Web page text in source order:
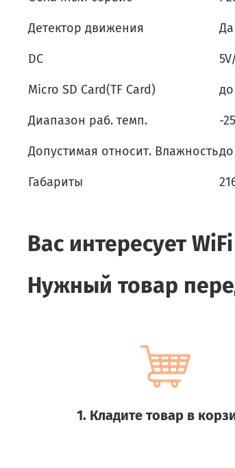
Детектор движения Да
DC
Micro SD Card(TF Card)
Диапазон раб. темп. -
Допустимая относит. Влажность
Габариты
Вас интересует
Нужный товар
1. Кладите товар в